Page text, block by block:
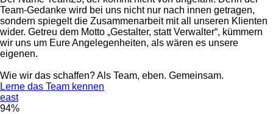
Team-Gedanke wird bei uns nicht nur nach innen getragen,
sondern spiegelt die Zusammenarbeit mit all unseren Klienten
wider. Getreu dem Motto „Gestalter, statt Verwalter“, kümmern
wir uns um Eure Angelegenheiten, als wären es unsere
eigenen.
Wie wir das schaffen? Als Team, eben. Gemeinsam.
Lerne das Team kennen
east
94%